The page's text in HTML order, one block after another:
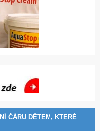
ČÁRU DĚTEM, KTERÉ